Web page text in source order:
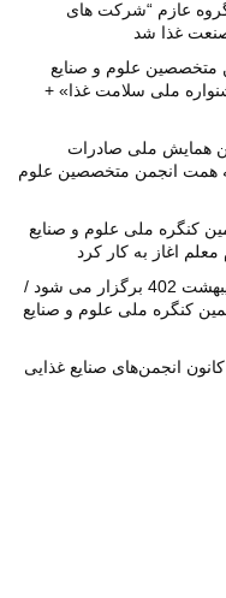
گروه عازم “شرکت های
غذا شد
متخصصین علوم و صنایع
ملی سلامت غذا» +
همایش ملی صادرات
همت انجمن متخصصین علوم
کنگره ملی علوم و صنایع
اغاز به کار کرد
بزرگترین رویداد علمی صنایع غذایی اردیبهشت 402 برگزار می شود /
کنگره ملی علوم و صنایع
انجمن‌های صنایع غذایی